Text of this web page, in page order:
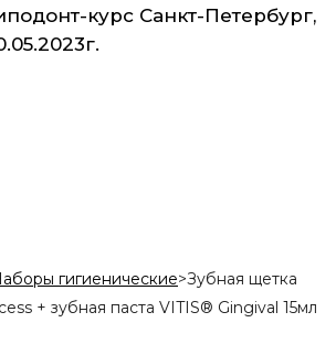
курс Санкт-Петербург,
гигиенические>Зубная щетка
+ зубная паста VITIS® Gingival 15мл